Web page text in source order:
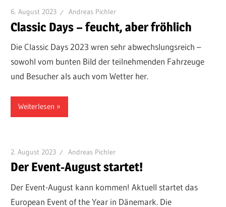
6. August 2023 Andreas Pichler
Classic Days – feucht, aber fröhlich
Die Classic Days 2023 wren sehr abwechslungsreich –
sowohl vom bunten Bild der teilnehmenden Fahrzeuge
und Besucher als auch vom Wetter her.
Weiterlesen
2. August 2023 Andreas Pichler
Der Event-August startet!
Der Event-August kann kommen! Aktuell startet das
European Event of the Year in Dänemark. Die